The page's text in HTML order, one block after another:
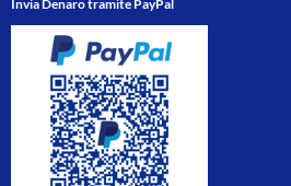
Invia Denaro tramite PayPal